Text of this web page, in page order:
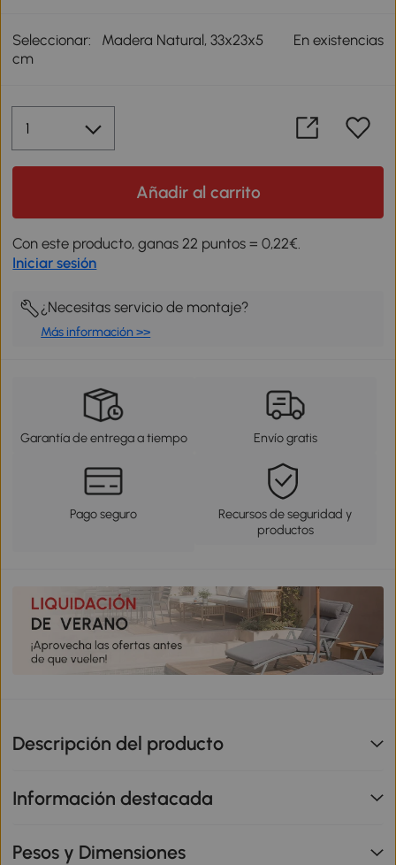
Seleccionar:
Madera Natural, 33x23x5
cm
En existencias
Añadir al carrito
Con este producto, ganas 22 puntos = 0,22€.
Iniciar sesión
¿Necesitas servicio de montaje?
Más información >>
Garantía de entrega a tiempo Envío gratis
Pago seguro
Recursos de seguridad y
productos
Descripción del producto
Información destacada
Pesos y Dimensiones